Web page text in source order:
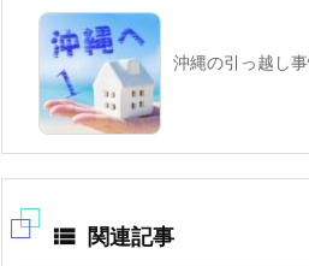
沖縄の引っ越し
 関連記事